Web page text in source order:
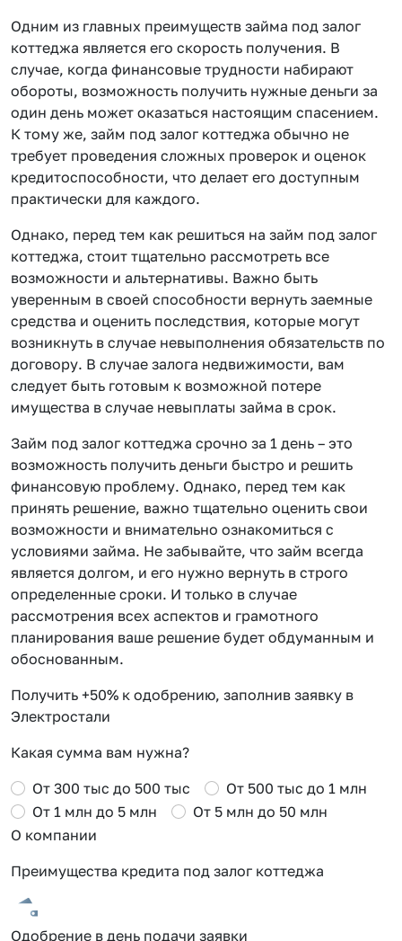
Одним из главных преимуществ займа под залог
коттеджа является его скорость получения. В
случае, когда финансовые трудности набирают
обороты, возможность получить нужные деньги за
один день может оказаться настоящим спасением.
К тому же, займ под залог коттеджа обычно не
требует проведения сложных проверок и оценок
кредитоспособности, что делает его доступным
практически для каждого.
Однако, перед тем как решиться на займ под залог
коттеджа, стоит тщательно рассмотреть все
возможности и альтернативы. Важно быть
уверенным в своей способности вернуть заемные
средства и оценить последствия, которые могут
возникнуть в случае невыполнения обязательств по
договору. В случае залога недвижимости, вам
следует быть готовым к возможной потере
имущества в случае невыплаты займа в срок.
Займ под залог коттеджа срочно за 1 день – это
возможность получить деньги быстро и решить
финансовую проблему. Однако, перед тем как
принять решение, важно тщательно оценить свои
возможности и внимательно ознакомиться с
условиями займа. Не забывайте, что займ всегда
является долгом, и его нужно вернуть в строго
определенные сроки. И только в случае
рассмотрения всех аспектов и грамотного
планирования ваше решение будет обдуманным и
обоснованным.
Получить +50% к одобрению, заполнив заявку в
Электростали
Какая сумма вам нужна?
От 300 тыс до 500 тыс
От 500 тыс до 1 млн
От 1 млн до 5 млн
От 5 млн до 50 млн
О компании
Преимущества кредита под залог коттеджа
Одобрение в день подачи заявки